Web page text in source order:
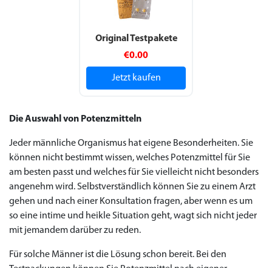
Original Testpakete
€0.00
Jetzt kaufen
Die Auswahl von Potenzmitteln
Jeder männliche Organismus hat eigene Besonderheiten. Sie
können nicht bestimmt wissen, welches Potenzmittel für Sie
am besten passt und welches für Sie vielleicht nicht besonders
angenehm wird. Selbstverständlich können Sie zu einem Arzt
gehen und nach einer Konsultation fragen, aber wenn es um
so eine intime und heikle Situation geht, wagt sich nicht jeder
mit jemandem darüber zu reden.
Für solche Männer ist die Lösung schon bereit. Bei den